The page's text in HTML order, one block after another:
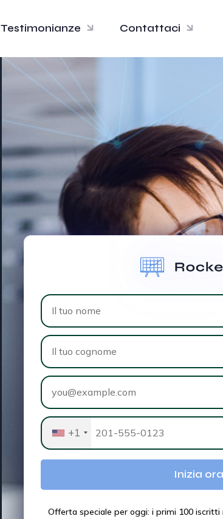
Testimonianze Contattaci
+1
Inizia ora
Offerta speciale per oggi: i primi 100 iscritti